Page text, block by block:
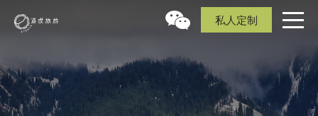
私人定制